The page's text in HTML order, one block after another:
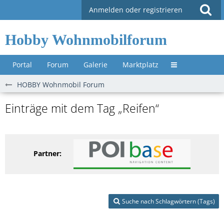
Anmelden oder registrieren
Hobby Wohnmobilforum
Portal Forum Galerie Marktplatz Untermenü »
HOBBY Wohnmobil Forum
Einträge mit dem Tag „Reifen“
Partner:
Suche nach Schlagwörtern (Tags)